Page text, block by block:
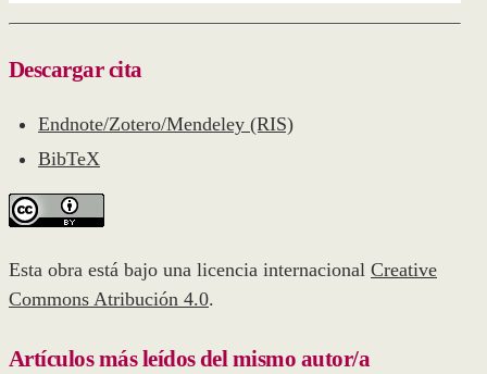
Descargar cita
Endnote/Zotero/Mendeley (RIS)
BibTeX
Esta obra está bajo una licencia internacional Creative
Commons Atribución 4.0.
Artículos más leídos del mismo autor/a